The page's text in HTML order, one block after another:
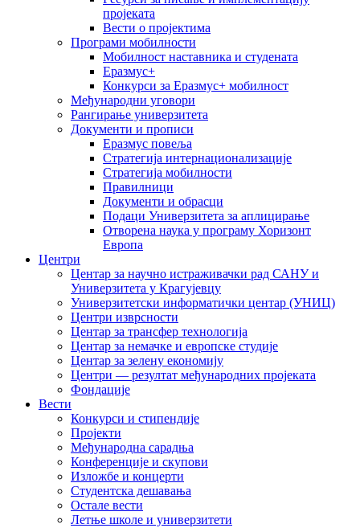
пројеката
Вести о пројектима
Програми мобилности
Мобилност наставника и студената
Еразмус+
Конкурси за Еразмус+ мобилност
Међународни уговори
Рангирање универзитета
Документи и прописи
Еразмус повеља
Стратегија интернационализације
Стратегија мобилности
Правилници
Документи и обрасци
Подаци Универзитета за аплицирање
Отворена наука у програму Хоризонт
Европа
Центри
Центар за научно истраживачки рад САНУ и
Универзитета у Крагујевцу
Универзитетски информатички центар (УНИЦ)
Центри изврсности
Центар за трансфер технологија
Центар за немачке и европске студије
Центар за зелену економију
Центри — резултат међународних пројеката
Фондације
Вести
Конкурси и стипендије
Пројекти
Међународна сарадња
Конференције и скупови
Изложбе и концерти
Студентска дешавања
Остале вести
Летње школе и универзитети